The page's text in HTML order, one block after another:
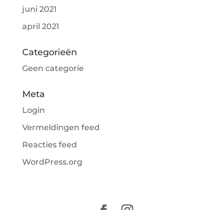
juni 2021
april 2021
Categorieën
Geen categorie
Meta
Login
Vermeldingen feed
Reacties feed
WordPress.org